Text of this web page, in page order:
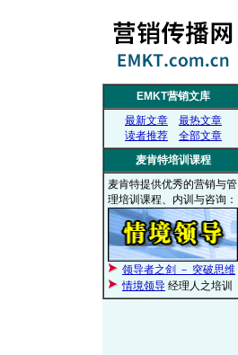
EMKT营销文库
最新文章
最热文章
读者推荐
全部文章
麦肯特培训课程
麦肯特提供优秀的营销与管
理培训课程、内训与咨询：
领导者之剑 － 突破思维
情境领导 经理人之培训